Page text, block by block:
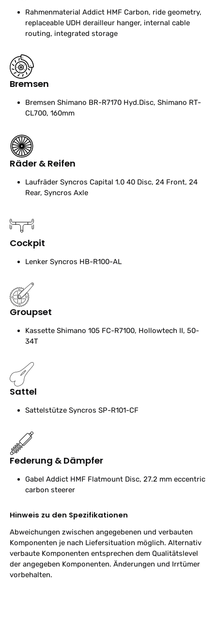
Rahmenmaterial Addict HMF Carbon, ride geometry,
replaceable UDH derailleur hanger, internal cable
routing, integrated storage
Bremsen
Bremsen Shimano BR-R7170 Hyd.Disc, Shimano RT-
CL700, 160mm
Räder & Reifen
Laufräder Syncros Capital 1.0 40 Disc, 24 Front, 24
Rear, Syncros Axle
Cockpit
Lenker Syncros HB-R100-AL
Groupset
Kassette Shimano 105 FC-R7100, Hollowtech II, 50-
34T
Sattel
Sattelstütze Syncros SP-R101-CF
Federung & Dämpfer
Gabel Addict HMF Flatmount Disc, 27.2 mm eccentric
carbon steerer
Hinweis zu den Spezifikationen
Abweichungen zwischen angegebenen und verbauten
Komponenten je nach Liefersituation möglich. Alternativ
verbaute Komponenten entsprechen dem Qualitätslevel
der angegeben Komponenten. Änderungen und Irrtümer
vorbehalten.